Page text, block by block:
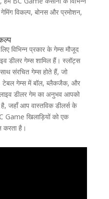
विकल्प, बोनस और प्रमोशन,
विभिन्न प्रकार के गेम्स मौजूद
डीलर गेम्स शामिल हैं। स्लॉट्स
संरचित गेम्स होते हैं, जो
टेबल गेम्स में बॉल, ब्लैकजैक, और
डीलर गेम का अनुभव आपको
जहाँ आप वास्तविक डीलर्स के
खिलाड़ियों को एक
करता है।